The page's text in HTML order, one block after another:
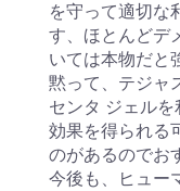
を守って適切な
す、ほとんどデ
いては本物だと
黙って、テジャ
センタ ジェル
効果を得られる
のがあるのでお
今後も、ヒュー